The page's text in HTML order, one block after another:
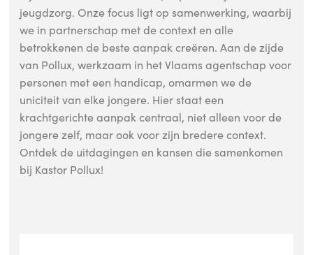
jeugdzorg. Onze focus ligt op samenwerking, waarbij
we in partnerschap met de context en alle
betrokkenen de beste aanpak creëren. Aan de zijde
van Pollux, werkzaam in het Vlaams agentschap voor
personen met een handicap, omarmen we de
uniciteit van elke jongere. Hier staat een
krachtgerichte aanpak centraal, niet alleen voor de
jongere zelf, maar ook voor zijn bredere context.
Ontdek de uitdagingen en kansen die samenkomen
bij Kastor Pollux!